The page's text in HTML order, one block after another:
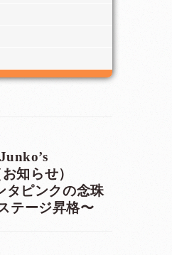
知らせ）
ピンクの念珠
テージ昇格〜